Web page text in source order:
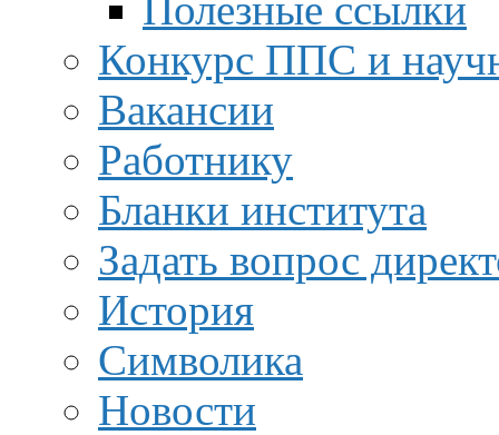
Конкурс ППС и
Вакансии
Работнику
Бланки института
Задать вопрос
История
Символика
Новости